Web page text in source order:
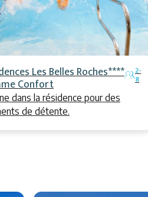
Les Belles Roches****
Confort
dans la résidence pour des
de détente.
2-
8